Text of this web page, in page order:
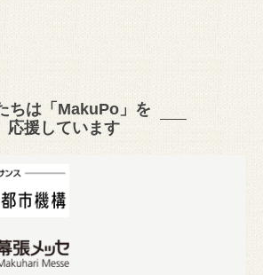
ちは「MakuPo」を
応援しています